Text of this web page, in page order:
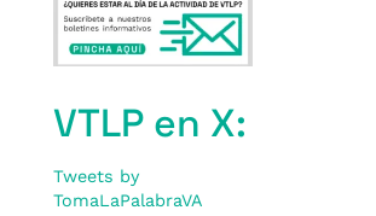
VTLP en X:
Tweets by
TomaLaPalabraVA